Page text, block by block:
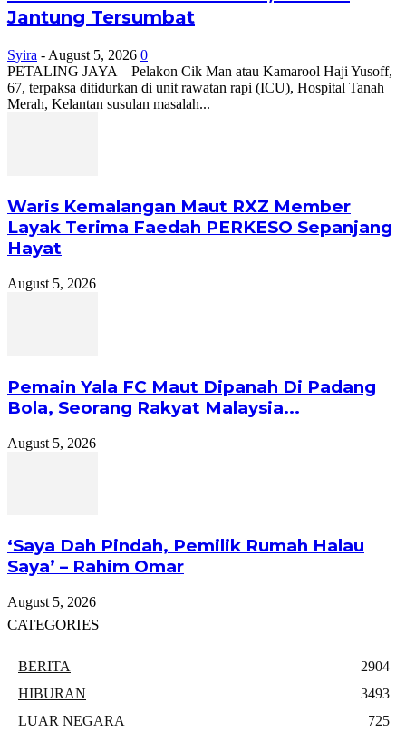
Jantung Tersumbat
Syira - August 5, 2026 0
PETALING JAYA – Pelakon Cik Man atau Kamarool Haji Yusoff,
67, terpaksa ditidurkan di unit rawatan rapi (ICU), Hospital Tanah
Merah, Kelantan susulan masalah...
Waris Kemalangan Maut RXZ Member
Layak Terima Faedah PERKESO Sepanjang
Hayat
August 5, 2026
Pemain Yala FC Maut Dipanah Di Padang
Bola, Seorang Rakyat Malaysia...
August 5, 2026
‘Saya Dah Pindah, Pemilik Rumah Halau
Saya’ – Rahim Omar
August 5, 2026
CATEGORIES
BERITA
2904
HIBURAN
3493
LUAR NEGARA
725